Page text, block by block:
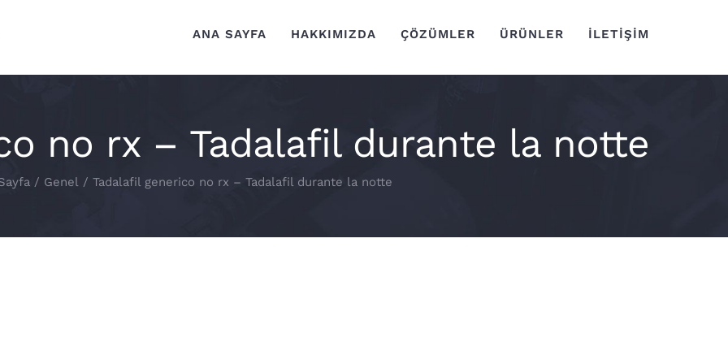
ANA SAYFA HAKKIMIZDA ÇÖZÜMLER ÜRÜNLER İLETİŞİM
no rx – Tadalafil durante la notte
/ Genel / Tadalafil generico no rx – Tadalafil durante la notte